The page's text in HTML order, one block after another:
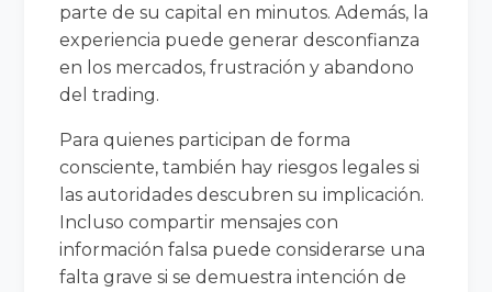
parte de su capital en minutos. Además, la
experiencia puede generar desconfianza
en los mercados, frustración y abandono
del trading.
Para quienes participan de forma
consciente, también hay riesgos legales si
las autoridades descubren su implicación.
Incluso compartir mensajes con
información falsa puede considerarse una
falta grave si se demuestra intención de